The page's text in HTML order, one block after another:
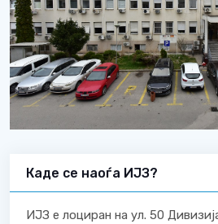
Каде се наоѓа ИЈЗ?
ИЈЗ е лоциран на ул. 50